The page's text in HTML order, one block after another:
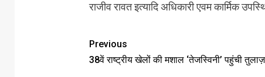
राजीव रावत इत्यादि अधिकारी एवम कार्मिक
Previous
38वें राष्ट्रीय खेलों की मशाल ‘तेजस्विनी’ पहुंची तुलाज़